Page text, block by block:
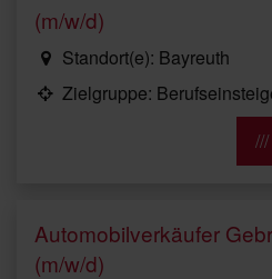
(m/w/d)
Standort(e): Bayreuth
Zielgruppe:
Automobilverkäufer
(m/w/d)